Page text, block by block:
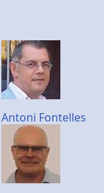
Antoni Fontelles